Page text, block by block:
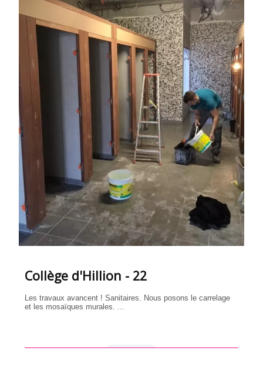
Collège d'Hillion - 22
Les travaux avancent ! Sanitaires. Nous posons le carrelage
et les mosaïques murales. ...